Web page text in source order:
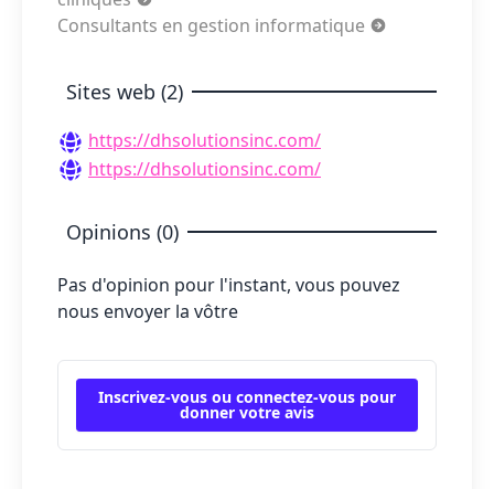
Consultants en gestion informatique
Sites web (2)
https://dhsolutionsinc.com/
https://dhsolutionsinc.com/
Opinions (0)
Pas d'opinion pour l'instant, vous pouvez
nous envoyer la vôtre
Inscrivez-vous ou connectez-vous pour
donner votre avis